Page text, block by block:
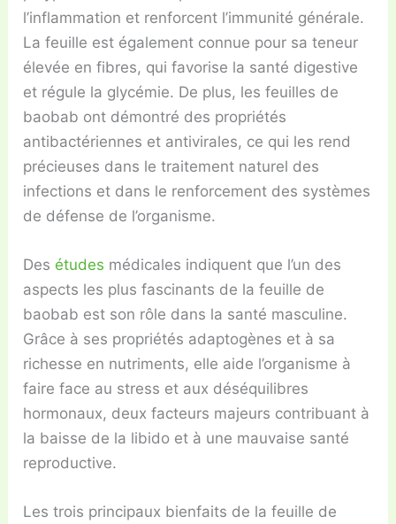
l’inflammation et renforcent l’immunité générale.
La feuille est également connue pour sa teneur
élevée en fibres, qui favorise la santé digestive
et régule la glycémie. De plus, les feuilles de
baobab ont démontré des propriétés
antibactériennes et antivirales, ce qui les rend
précieuses dans le traitement naturel des
infections et dans le renforcement des systèmes
de défense de l’organisme.
Des études médicales indiquent que l’un des
aspects les plus fascinants de la feuille de
baobab est son rôle dans la santé masculine.
Grâce à ses propriétés adaptogènes et à sa
richesse en nutriments, elle aide l’organisme à
faire face au stress et aux déséquilibres
hormonaux, deux facteurs majeurs contribuant à
la baisse de la libido et à une mauvaise santé
reproductive.
Les trois principaux bienfaits de la feuille de